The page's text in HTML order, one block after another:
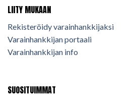
LIITY MUKAAN
Rekisteröidy varainhankkijaksi
Varainhankkijan portaali
Varainhankkijan info
SUOSITUIMMAT